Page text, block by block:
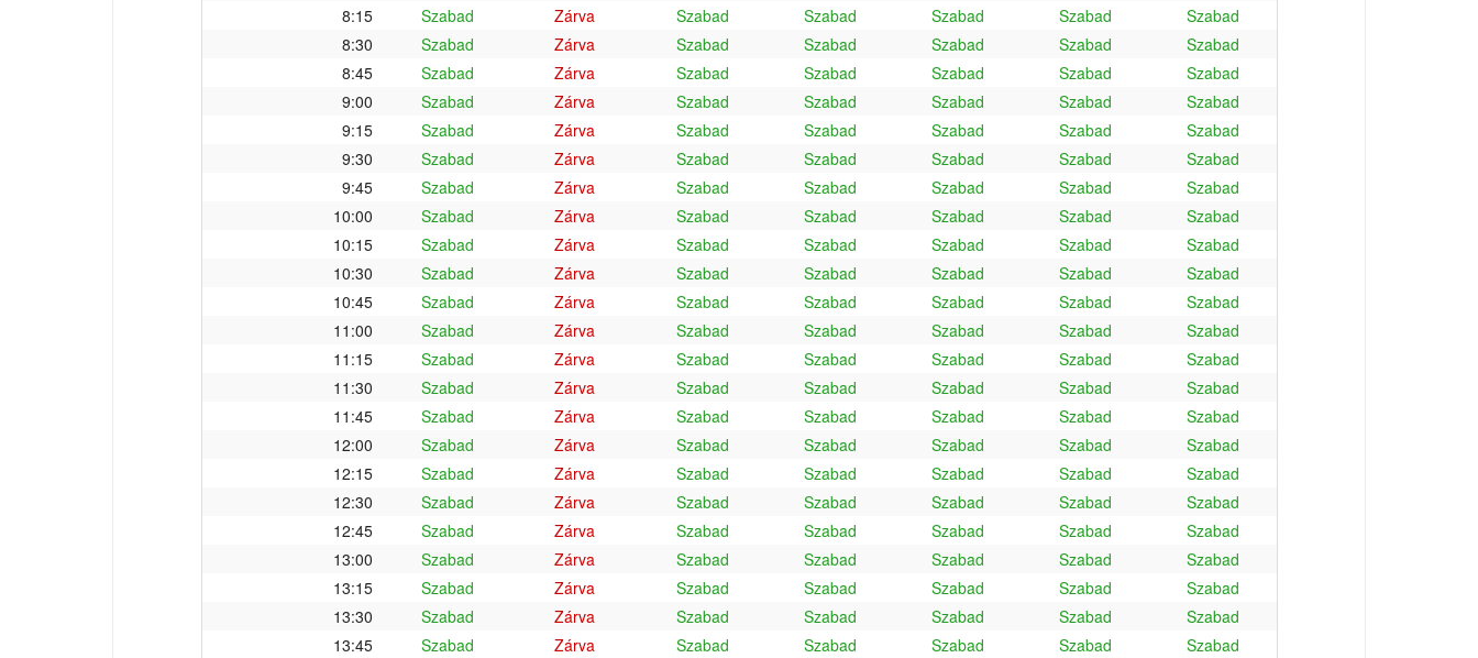
8:15
Szabad Zárva Szabad Szabad Szabad Szabad
Szabad
8:30
Szabad Zárva Szabad Szabad Szabad Szabad
Szabad
8:45
Szabad Zárva Szabad Szabad Szabad Szabad
Szabad
9:00
Szabad Zárva Szabad Szabad Szabad Szabad
Szabad
9:15
Szabad Zárva Szabad Szabad Szabad Szabad
Szabad
9:30
Szabad Zárva Szabad Szabad Szabad Szabad
Szabad
9:45
Szabad Zárva Szabad Szabad Szabad Szabad
Szabad
10:00
Szabad Zárva Szabad Szabad Szabad Szabad
Szabad
10:15
Szabad Zárva Szabad Szabad Szabad Szabad
Szabad
10:30
Szabad Zárva Szabad Szabad Szabad Szabad
Szabad
10:45
Szabad Zárva Szabad Szabad Szabad Szabad
Szabad
11:00
Szabad Zárva Szabad Szabad Szabad Szabad
Szabad
11:15
Szabad Zárva Szabad Szabad Szabad Szabad
Szabad
11:30
Szabad Zárva Szabad Szabad Szabad Szabad
Szabad
11:45
Szabad Zárva Szabad Szabad Szabad Szabad
Szabad
12:00
Szabad Zárva Szabad Szabad Szabad Szabad
Szabad
12:15
Szabad Zárva Szabad Szabad Szabad Szabad
Szabad
12:30
Szabad Zárva Szabad Szabad Szabad Szabad
Szabad
12:45
Szabad Zárva Szabad Szabad Szabad Szabad
Szabad
13:00
Szabad Zárva Szabad Szabad Szabad Szabad
Szabad
13:15
Szabad Zárva Szabad Szabad Szabad Szabad
Szabad
13:30
Szabad Zárva Szabad Szabad Szabad Szabad
Szabad
13:45
Szabad Zárva Szabad Szabad Szabad Szabad Szabad